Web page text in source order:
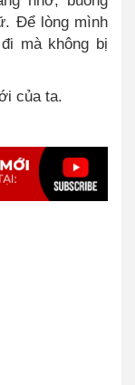
Để lòng mình
mà không bị
của ta.